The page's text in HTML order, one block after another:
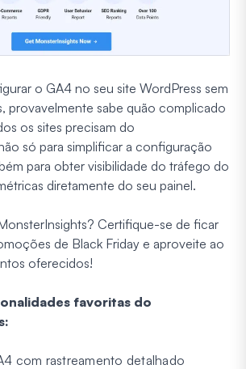
o GA4 no seu site WordPress sem
provavelmente sabe quão complicado
os sites precisam do
só para simplificar a configuração
para obter visibilidade do tráfego do
diretamente do seu painel.
Certifique-se de ficar
de Black Friday e aproveite ao
oferecidos!
favoritas do
com rastreamento detalhado